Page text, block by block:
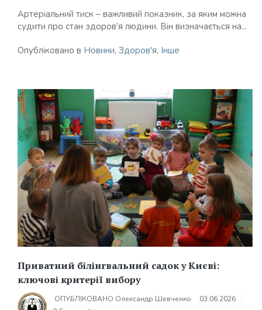
Артеріальний тиск – важливий показник, за яким можна
судити про стан здоров’я людини. Він визначається на...
Опубліковано в Новини, Здоров'я, Інше
Приватний білінгвальний садок у Києві:
ключові критерії вибору
ОПУБЛІКОВАНО Олександр Шевченко
03.06.2026